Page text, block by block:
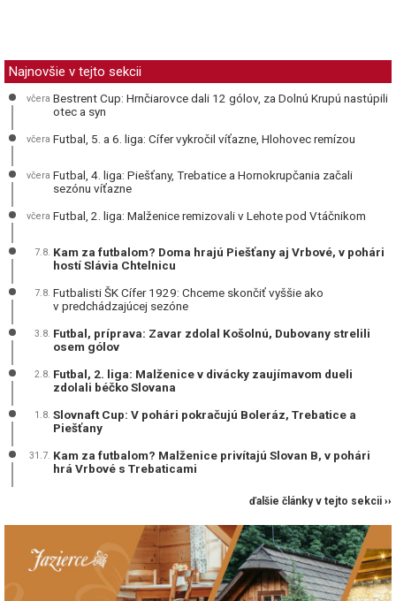
Najnovšie v tejto sekcii
včera Bestrent Cup: Hrnčiarovce dali 12 gólov, za Dolnú Krupú nastúpili
otec a syn
včera Futbal, 5. a 6. liga: Cífer vykročil víťazne, Hlohovec remízou
včera Futbal, 4. liga: Piešťany, Trebatice a Hornokrupčania začali
sezónu víťazne
včera Futbal, 2. liga: Malženice remizovali v Lehote pod Vtáčnikom
7.8. Kam za futbalom? Doma hrajú Piešťany aj Vrbové, v pohári
hostí Slávia Chtelnicu
7.8. Futbalisti ŠK Cífer 1929: Chceme skončiť vyššie ako
v predchádzajúcej sezóne
3.8. Futbal, príprava: Zavar zdolal Košolnú, Dubovany strelili
osem gólov
2.8. Futbal, 2. liga: Malženice v divácky zaujímavom dueli
zdolali béčko Slovana
1.8. Slovnaft Cup: V pohári pokračujú Boleráz, Trebatice a
Piešťany
31.7. Kam za futbalom? Malženice privítajú Slovan B, v pohári
hrá Vrbové s Trebaticami
ďalšie články v tejto sekcii ››